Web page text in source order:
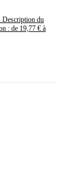
Description du
: de 19,77 € à